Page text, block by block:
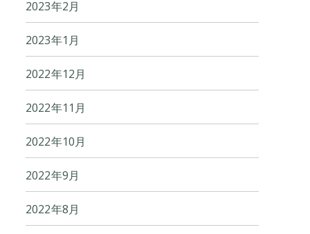
2023年2月
2023年1月
2022年12月
2022年11月
2022年10月
2022年9月
2022年8月